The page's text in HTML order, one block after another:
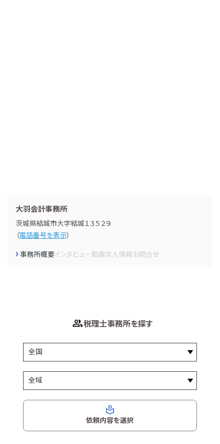
大羽会計事務所
茨城県結城市大字結城１３５２９
（電話番号を表示）
事務所概要インタビュー動画求人情報お問合せ
税理士事務所を探す
依頼内容を選択